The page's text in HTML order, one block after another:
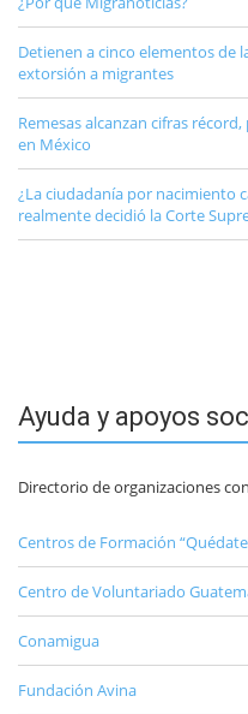
Detienen a cinco elementos de
extorsión a migrantes
Remesas alcanzan cifras
en México
¿La ciudadanía por nacimiento
realmente decidió la Corte
Ayuda y apoyos
Directorio de organizaciones
Centros de Formación
Centro de Voluntariado
Conamigua
Fundación Avina